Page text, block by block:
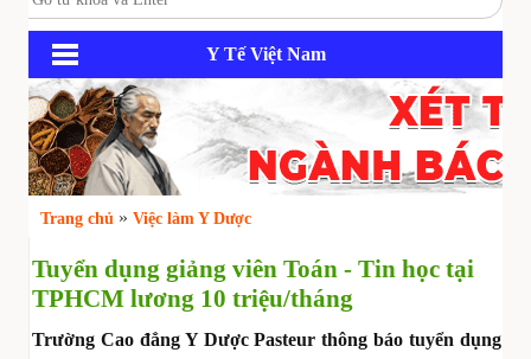
Y Tế Việt Nam
Trang chủ » Việc làm Y Dược
Tuyển dụng giảng viên Toán - Tin học tại
TPHCM lương 10 triệu/tháng
Trường Cao đẳng Y Dược Pasteur thông báo tuyển dụng